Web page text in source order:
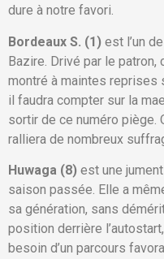
dure à notre favori.
Bordeaux S. (1) est l’un
Bazire. Drivé par le patron,
montré à maintes reprises
il faudra compter sur la
sortir de ce numéro piège.
ralliera de nombreux
Huwaga (8) est une
saison passée. Elle a
sa génération, sans
position derrière
besoin d’un parcours